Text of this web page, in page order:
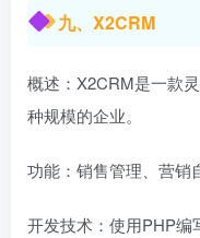
九、X2CRM
概述：X2CRM是一款
种规模的企业。
功能：销售管理、营销
开发技术：使用PHP